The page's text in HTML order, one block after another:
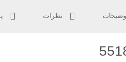
نظرات